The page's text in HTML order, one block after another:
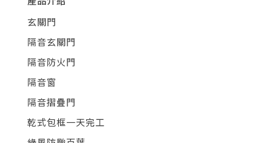
玄關門
隔音玄關門
隔音防火門
隔音窗
隔音摺疊門
乾式包框一天完工